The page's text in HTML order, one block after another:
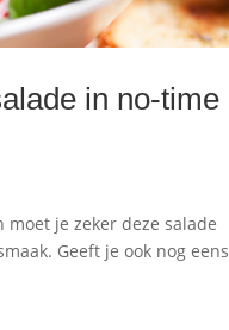
in no-time
je zeker deze salade
Geeft je ook nog eens